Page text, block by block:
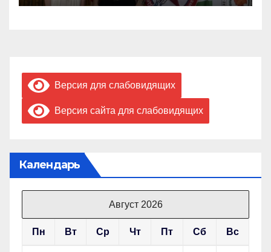
Версия для слабовидящих
Версия сайта для слабовидящих
Календарь
Август 2026
Пн Вт Ср Чт Пт Сб Вс